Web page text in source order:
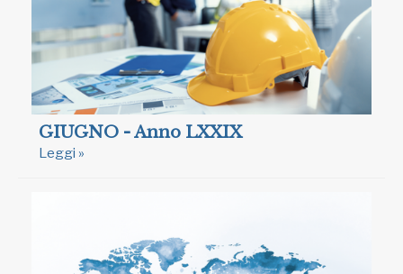
GIUGNO - Anno LXXIX
Leggi »